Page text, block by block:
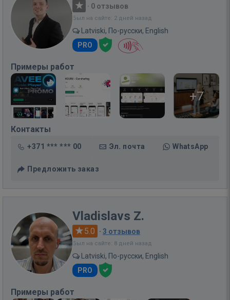
· 0 отзывов
Был на сайте: 2 дней назад
Latviski, По-русски, English
PRO
Примеры работ
+7
Контакты
+371 *** *** 00 Эл. почта WhatsApp
Предложить заказ
Vladislavs Z.
5.0 · 3 отзывов
Был на сайте: 8 дней назад
Latviski, По-русски, English
PRO
Примеры работ